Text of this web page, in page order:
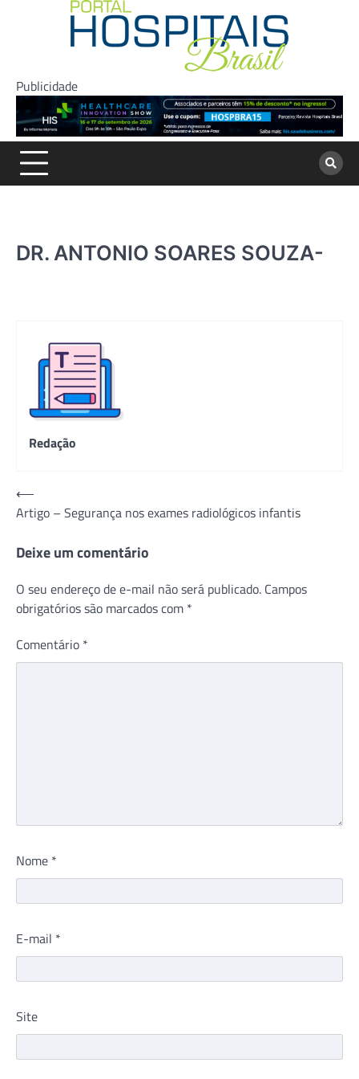
Publicidade
DR. ANTONIO SOARES SOUZA-
Redação
Navegação
de
Post
⟵
Artigo – Segurança nos exames radiológicos infantis
Deixe um comentário
O seu endereço de e-mail não será publicado. Campos
obrigatórios são marcados com *
Comentário *
Nome *
E-mail *
Site